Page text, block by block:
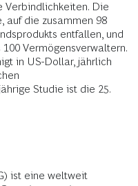
Verbindlichkeiten. Die
auf die zusammen 98
entfallen, und
Ver­mögensverwaltern.
in US-Dollar, jährlich
Studie ist die 25.
ist eine weltweit